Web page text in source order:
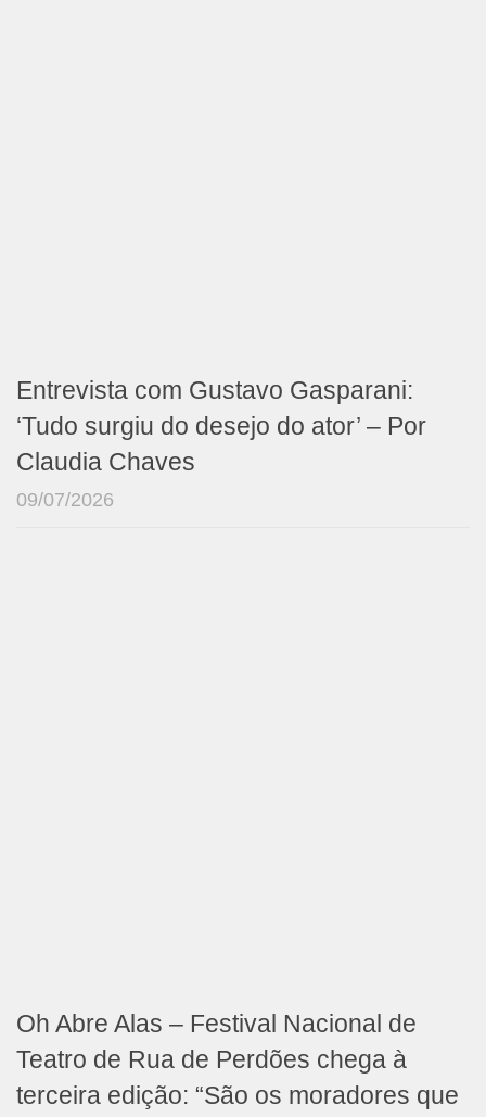
Entrevista com Gustavo Gasparani:
‘Tudo surgiu do desejo do ator’ – Por
Claudia Chaves
09/07/2026
Oh Abre Alas – Festival Nacional de
Teatro de Rua de Perdões chega à
terceira edição: “São os moradores que